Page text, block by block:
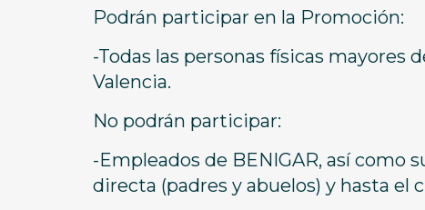
Podrán participar en la Promoción:
-Todas las personas físicas mayores
Valencia.
No podrán participar:
-Empleados de BENIGAR, así como
directa (padres y abuelos) y hasta el